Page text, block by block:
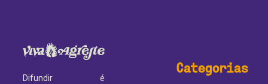
Difundir é
Categorias